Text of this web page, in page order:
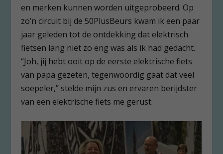
en merken kunnen worden uitgeprobeerd. Op
zo’n circuit bij de 50PlusBeurs kwam ik een paar
jaar geleden tot de ontdekking dat elektrisch
fietsen lang niet zo eng was als ik had gedacht.
“Joh, jij hebt ooit op de eerste elektrische fiets
van papa gezeten, tegenwoordig gaat dat veel
soepeler,” stelde mijn zus en ervaren berijdster
van een elektrische fiets me gerust.